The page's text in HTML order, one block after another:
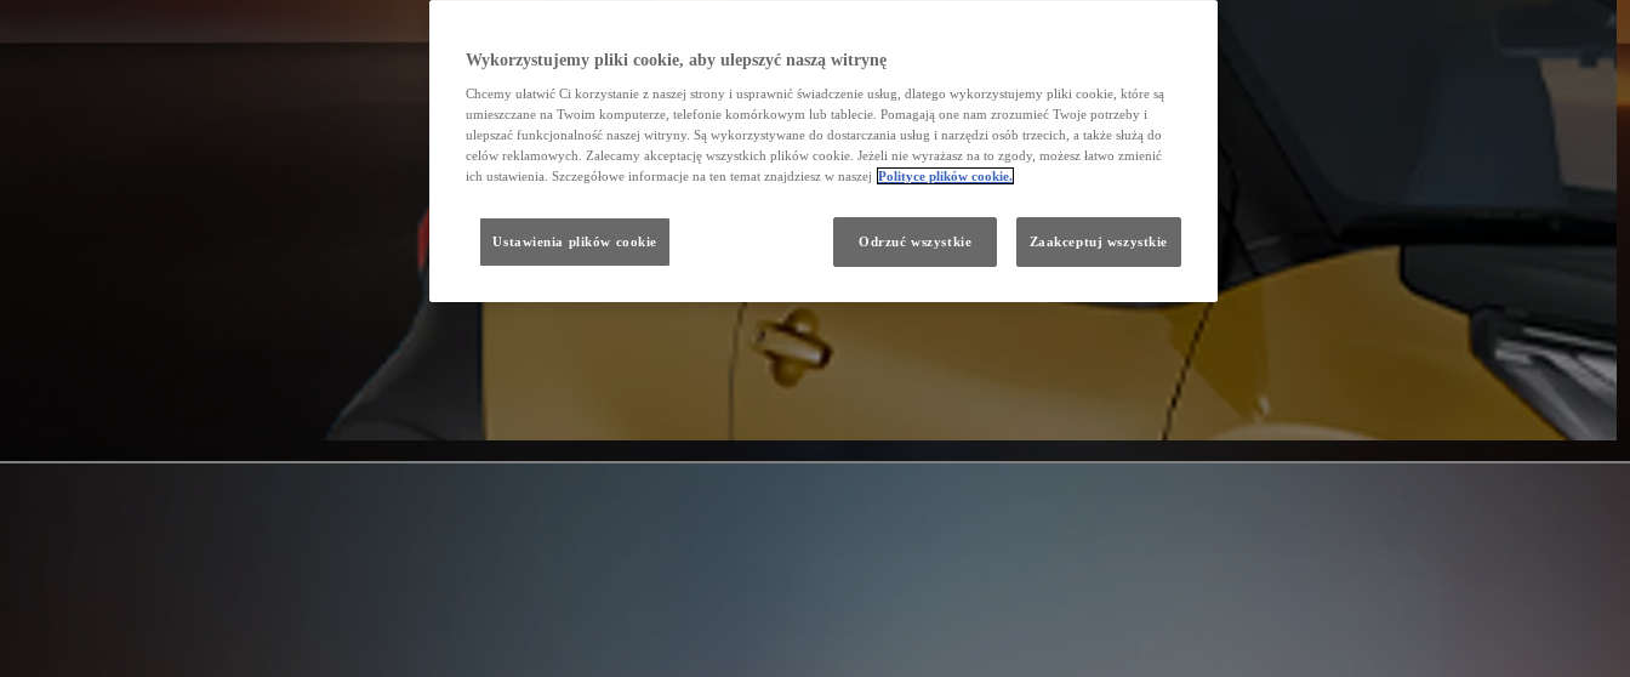
Wykorzystujemy pliki cookie, aby ulepszyć naszą witrynę
Chcemy ułatwić Ci korzystanie z naszej strony i usprawnić świadczenie usług, dlatego wykorzystujemy pliki cookie, które są
umieszczane na Twoim komputerze, telefonie komórkowym lub tablecie. Pomagają one nam zrozumieć Twoje potrzeby i
ulepszać funkcjonalność naszej witryny. Są wykorzystywane do dostarczania usług i narzędzi osób trzecich, a także służą do
celów reklamowych. Zalecamy akceptację wszystkich plików cookie. Jeżeli nie wyrażasz na to zgody, możesz łatwo zmienić
ich ustawienia. Szczegółowe informacje na ten temat znajdziesz w naszej Polityce plików cookie.
Odrzuć wszystkie Zaakceptuj wszystkie
Ustawienia plików cookie